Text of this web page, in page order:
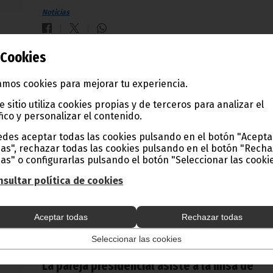
Cookies
cookies para mejorar tu experiencia.
sitio utiliza cookies propias y de terceros para analizar el
y personalizar el contenido.
aceptar todas las cookies pulsando en el botón
rechazar todas las cookies pulsando en el botón
o configurarlas pulsando el botón "Seleccionar las
política de cookies
Aceptar todas Rechazar todas
Seleccionar las cookies
Noticias
UNICEF prepara un seminario sobre protección
social
octubre 23, 2014
El Segundo Viceprimer Ministro, Encargado del Sector
Ministro de Educación y Ciencias, Lucas Nguema Esono
acompañado por su Director de Gabinete, Santiago Bee
ha recibido el viernes 17 de octubre a una delegación del
Fondo de las Naciones Unidas para la Infancia (UNICEF),
social, bajo el alto liderazgo del Gobierno de Guinea
La pareja presidencial asiste a la misa de